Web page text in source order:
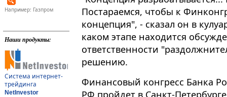
Например: Газпром
Наши продукты:
Система интернет-
трейдинга
NetInvestor
Постараемся, чтобы к
концепция", - сказал он в
каком этапе находится
ответственности
решению.
Финансовый конгресс Банка